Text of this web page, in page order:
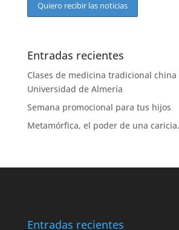
Entradas recientes
Clases de medicina tradicional china
Universidad de Almería
Semana promocional para tus hijos
Metamórfica, el poder de una caricia.
Entradas recientes